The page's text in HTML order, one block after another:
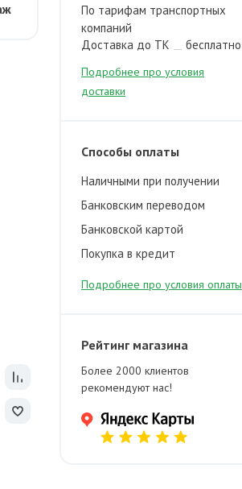
По тарифам транспортных
компаний
Доставка до ТК
бесплатно
Подробнее про условия
доставки
Способы оплаты
Наличными при получении
Банковским переводом
Банковской картой
Покупка в кредит
Подробнее про условия оплаты
Рейтинг магазина
Более 2000 клиентов
рекомендуют нас!